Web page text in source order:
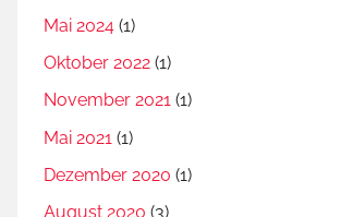
Mai 2024 (1)
Oktober 2022 (1)
November 2021 (1)
Mai 2021 (1)
Dezember 2020 (1)
August 2020 (3)